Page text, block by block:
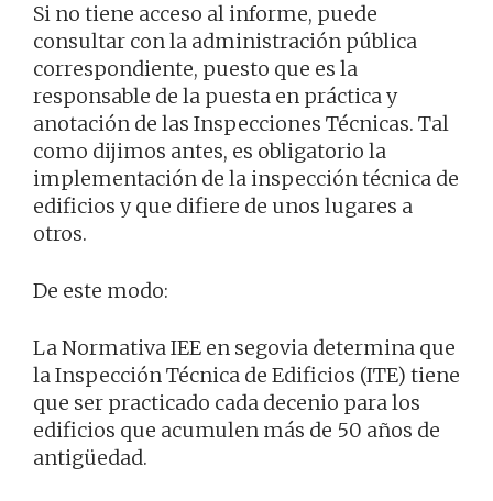
Si no tiene acceso al informe, puede
consultar con la administración pública
correspondiente, puesto que es la
responsable de la puesta en práctica y
anotación de las Inspecciones Técnicas. Tal
como dijimos antes, es obligatorio la
implementación de la inspección técnica de
edificios y que difiere de unos lugares a
otros.
De este modo:
La Normativa IEE en segovia determina que
la Inspección Técnica de Edificios (ITE) tiene
que ser practicado cada decenio para los
edificios que acumulen más de 50 años de
antigüedad.